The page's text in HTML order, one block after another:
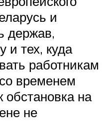
и
держав,
и тех, куда
работникам
временем
обстановка на
не